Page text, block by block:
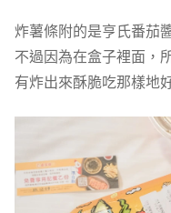
炸薯條附的是亨氏番茄
不過因為在盒子裡面，
有炸出來酥脆吃那樣地